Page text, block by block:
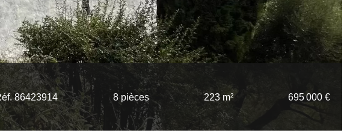
86423914 8 pièces 223 m² 695 000 €